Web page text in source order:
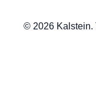
© 2026 Kalstein.